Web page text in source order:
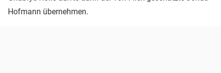
Hofmann übernehmen.